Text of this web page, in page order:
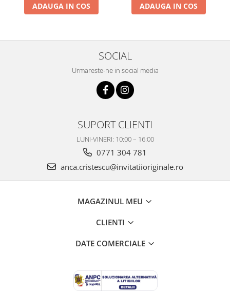
ADAUGA IN COS ADAUGA IN COS
SOCIAL
Urmareste-ne in social media
SUPORT CLIENTI
LUNI-VINERI: 10:00 – 16:00
0771 304 781
anca.cristescu@invitatiioriginale.ro
MAGAZINUL MEU
CLIENTI
DATE COMERCIALE